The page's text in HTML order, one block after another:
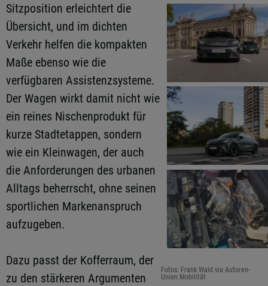
Fotos: Frank Wald via Autoren-
Union Mobilität
Sitzposition erleichtert die
Übersicht, und im dichten
Verkehr helfen die kompakten
Maße ebenso wie die
verfügbaren Assistenzsysteme.
Der Wagen wirkt damit nicht wie
ein reines Nischenprodukt für
kurze Stadtetappen, sondern
wie ein Kleinwagen, der auch
die Anforderungen des urbanen
Alltags beherrscht, ohne seinen
sportlichen Markenanspruch
aufzugeben.
Dazu passt der Kofferraum, der
zu den stärkeren Argumenten